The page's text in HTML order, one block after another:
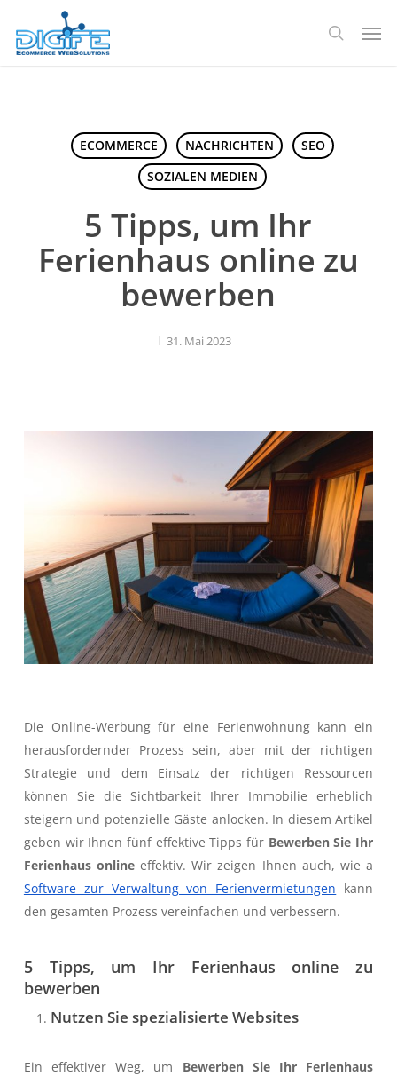
Hauptinhalt
springen
Suche
ECOMMERCE NACHRICHTEN
SEO
SOZIALEN MEDIEN
5 Tipps, um Ihr
Ferienhaus online zu
bewerben
31. Mai 2023
Die Online-Werbung für eine Ferienwohnung kann ein
herausfordernder Prozess sein, aber mit der richtigen
Strategie und dem Einsatz der richtigen Ressourcen
können Sie die Sichtbarkeit Ihrer Immobilie erheblich
steigern und potenzielle Gäste anlocken. In diesem Artikel
geben wir Ihnen fünf effektive Tipps für Bewerben Sie Ihr
Ferienhaus online effektiv. Wir zeigen Ihnen auch, wie a
Software zur Verwaltung von Ferienvermietungen kann
den gesamten Prozess vereinfachen und verbessern.
5 Tipps, um Ihr Ferienhaus online zu
bewerben
Nutzen Sie spezialisierte Websites
Ein effektiver Weg, um Bewerben Sie Ihr Ferienhaus